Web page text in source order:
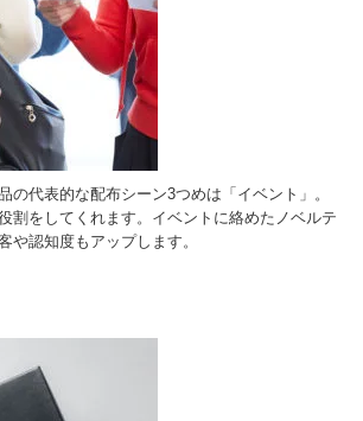
の代表的な配布シーン3つめは「イベント」。
割をしてくれます。イベントに絡めたノベルテ
や認知度もアップします。